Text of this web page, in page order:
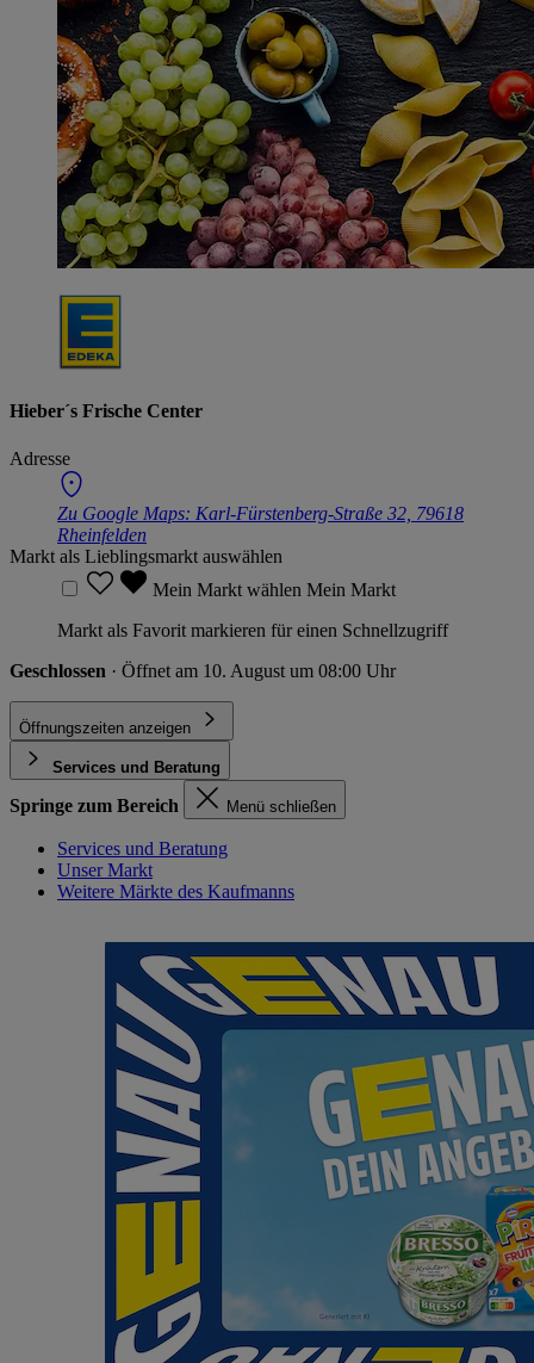
Hieber´s Frische Center
Adresse
Zu Google Maps: Karl-Fürstenberg-Straße 32, 79618
Rheinfelden
Markt als Lieblingsmarkt auswählen
Mein Markt wählen Mein Markt
Markt als Favorit markieren für einen Schnellzugriff
Geschlossen · Öffnet am 10. August um 08:00 Uhr
Öffnungszeiten anzeigen
Services und Beratung
Springe zum Bereich Menü schließen
Services und Beratung
Unser Markt
Weitere Märkte des Kaufmanns